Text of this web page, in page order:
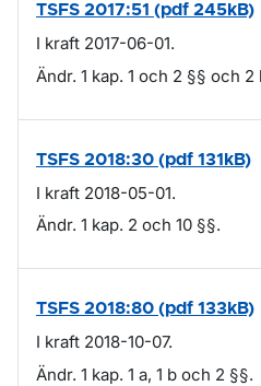
TSFS 2017:51 (pdf 245kB)
I kraft 2017-06-01.
Ändr. 1 kap. 1 och 2 §§ och 2
TSFS 2018:30 (pdf 131kB)
I kraft 2018-05-01.
Ändr. 1 kap. 2 och 10 §§.
TSFS 2018:80 (pdf 133kB)
I kraft 2018-10-07.
Ändr. 1 kap. 1 a, 1 b och 2 §§.